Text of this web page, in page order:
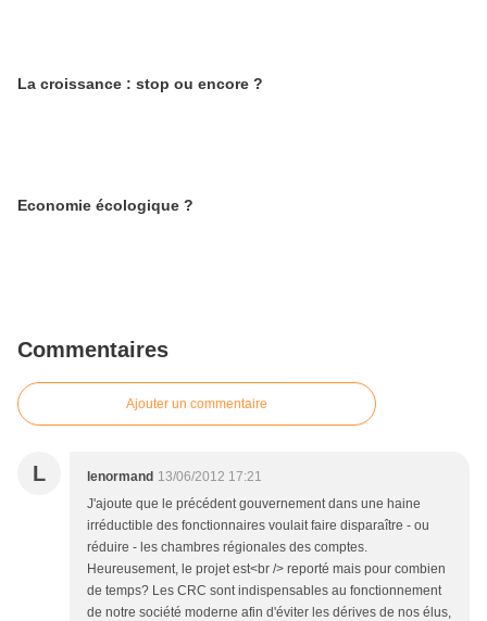
La croissance : stop ou encore ?
Economie écologique ?
Commentaires
Ajouter un commentaire
L lenormand 13/06/2012 17:21
J'ajoute que le précédent gouvernement dans une haine
irréductible des fonctionnaires voulait faire disparaître - ou
réduire - les chambres régionales des comptes.
Heureusement, le projet est<br /> reporté mais pour combien
de temps? Les CRC sont indispensables au fonctionnement
de notre société moderne afin d'éviter les dérives de nos élus,